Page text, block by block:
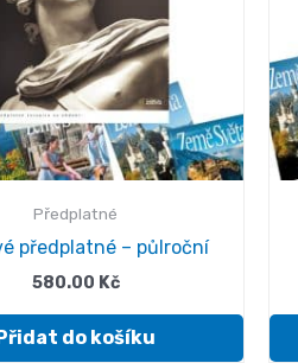
Předplatné
předplatné – půlroční
580.00 Kč
do košíku